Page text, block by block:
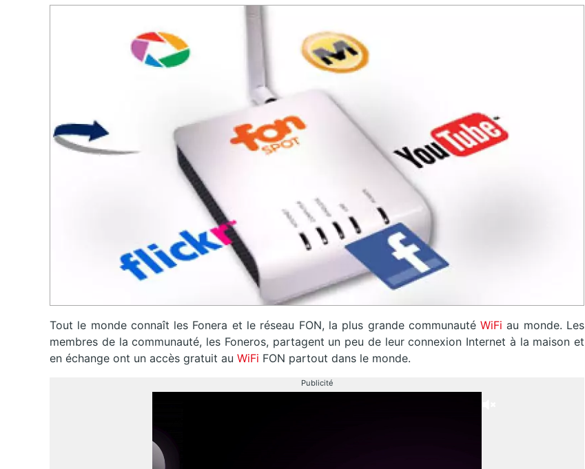
Tout le monde connaît les Fonera et le réseau FON, la plus grande communautéWiFiau monde. Les
membres de la communauté, les Foneros, partagent un peu de leur connexion Internet à la maison et
en échange ont un accès gratuit au WiFi FON partout dans le monde.
Publicité